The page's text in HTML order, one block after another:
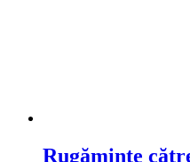
Rugăminte